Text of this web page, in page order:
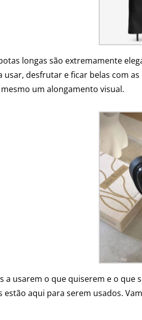
longas são extremamente
desfrutar e ficar belas com as
um alongamento visual.
usarem o que quiserem e o que
aqui para serem usados.